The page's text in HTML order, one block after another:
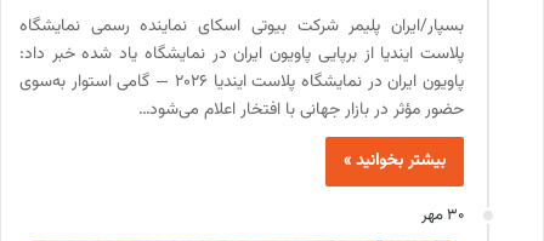
بسپار/ایران پلیمر شرکت بیوتی اسکای نماینده رسمی نمایشگاه
پلاست ایندیا از برپایی پاویون ایران در نمایشگاه یاد شده خبر داد:
پاویون ایران در نمایشگاه پلاست ایندیا ۲۰۲۶ — گامی استوار به‌سوی
حضور مؤثر در بازار جهانی با افتخار اعلام می‌شود…
بیشتر بخوانید »
30 مهر